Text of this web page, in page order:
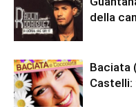
della
Baciata